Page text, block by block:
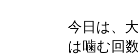
今日は、
は噛む回